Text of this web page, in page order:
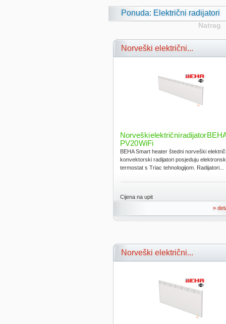
Ponuda: Električni radijatori
Natrag
Norveški električni...
Norveški električni radijator
PV20 WiFi
BEHA Smart heater štedni norveški
konvektorski radijatori posjeduju
termostat s Triac tehnologijom. Radijatori...
Cijena na upit
»
Norveški električni...